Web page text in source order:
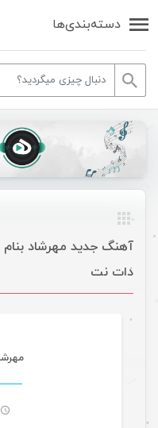
دسته‌بندی‌ها
آهنگ جدید مهرشاد بنام
دات نت